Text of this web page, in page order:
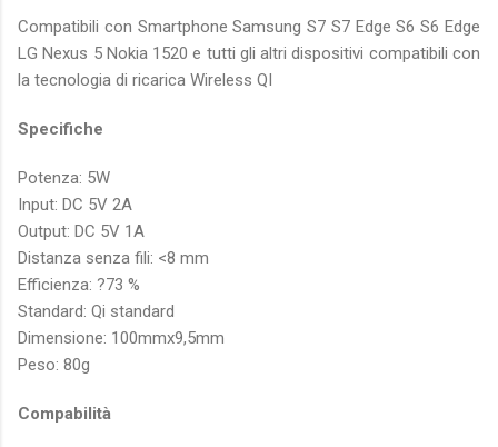
Compatibili con Smartphone Samsung S7 S7 Edge S6 S6 Edge
LG Nexus 5 Nokia 1520 e tutti gli altri dispositivi compatibili con
la tecnologia di ricarica Wireless QI
Specifiche
Potenza: 5W
Input: DC 5V 2A
Output: DC 5V 1A
Distanza senza fili: <8 mm
Efficienza: ?73 %
Standard: Qi standard
Dimensione: 100mmx9,5mm
Peso: 80g
Compabilità